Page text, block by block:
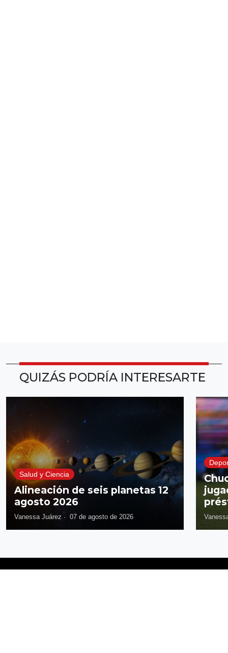
QUIZÁS PODRÍA INTERESARTE
Salud y Ciencia
Alineación de seis planetas 12
agosto 2026
Vanessa Juárez · 07 de agosto de 2026